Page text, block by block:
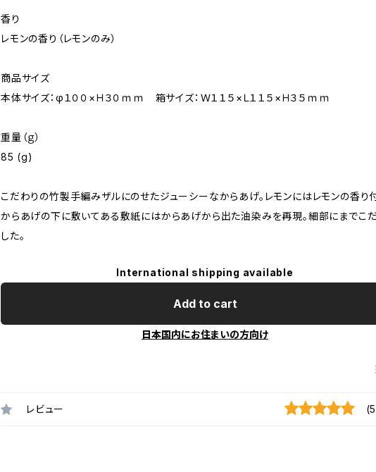
香り
レモンの香り（レモンのみ）
商品サイズ
本体サイズ：φ１００×Ｈ３０ｍｍ 箱サイズ：Ｗ１１５×Ｌ１１５×Ｈ３５ｍｍ
重量（ｇ）
85 (g)
こだわりの竹製手編みザルにのせたジューシーなからあげ。レモンにはレモンの香り付
からあげの下に敷いてある敷紙にはからあげから出た油染みを再現。細部にまでこ
した。
International shipping available
Add to cart
日本国内にお住まいの方向け
レビュー